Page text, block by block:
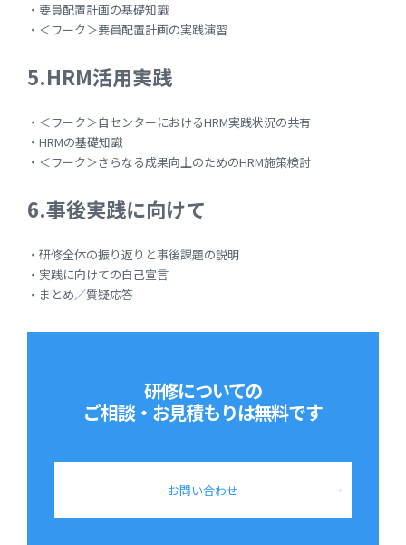
・要員配置計画の基礎知識
・＜ワーク＞要員配置計画の実践演習
5.HRM活用実践
・＜ワーク＞自センターにおけるHRM実践状況の共有
・HRMの基礎知識
・＜ワーク＞さらなる成果向上のためのHRM施策検討
6.事後実践に向けて
・研修全体の振り返りと事後課題の説明
・実践に向けての自己宣言
・まとめ／質疑応答
研修についての
ご相談・お見積もりは無料です
お問い合わせ